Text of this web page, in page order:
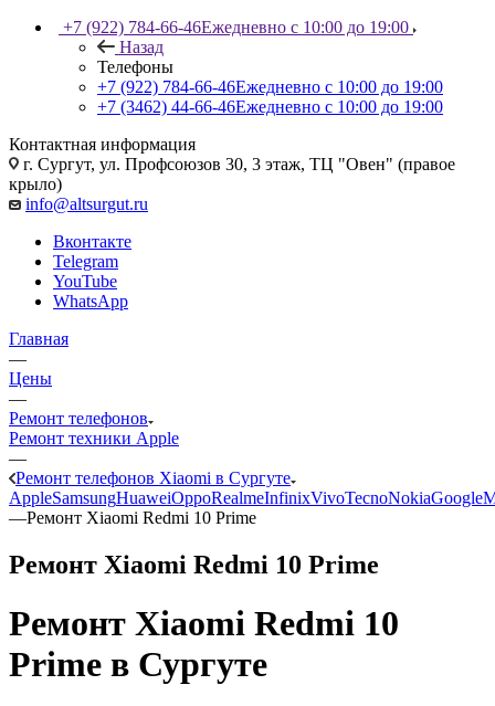
+7 (922) 784-66-46Ежедневно с 10:00 до 19:00
Назад
Телефоны
+7 (922) 784-66-46Ежедневно с 10:00 до 19:00
+7 (3462) 44-66-46Ежедневно с 10:00 до 19:00
Контактная информация
г. Сургут, ул. Профсоюзов 30, 3 этаж, ТЦ "Овен" (правое
крыло)
info@altsurgut.ru
Вконтакте
Telegram
YouTube
WhatsApp
Главная
—
Цены
—
Ремонт телефонов
Ремонт техники Apple
—
Ремонт телефонов Xiaomi в Сургуте
AppleSamsungHuaweiOppoRealmeInfinixVivoTecnoNokiaGoogle
—Ремонт Xiaomi Redmi 10 Prime
Ремонт Xiaomi Redmi 10 Prime
Ремонт Xiaomi Redmi 10
Prime в Сургуте